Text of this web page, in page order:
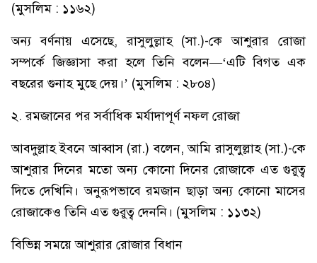
(মুসলিম : ১১৬২)
অন্য বর্ণনায় এসেছে, রাসুলুল্লাহ (সা.)-কে আশুরার রোজা
সম্পর্কে জিজ্ঞাসা করা হলে তিনি বলেন—‘এটি বিগত এক
বছরের গুনাহ মুছে দেয়।’ (মুসলিম : ২৮০৪)
২. রমজানের পর সর্বাধিক মর্যাদাপূর্ণ নফল রোজা
আবদুল্লাহ ইবনে আব্বাস (রা.) বলেন, আমি রাসুলুল্লাহ (সা.)-কে
আশুরার দিনের মতো অন্য কোনো দিনের রোজাকে এত গুরুত্ব
দিতে দেখিনি। অনুরূপভাবে রমজান ছাড়া অন্য কোনো মাসের
রোজাকেও তিনি এত গুরুত্ব দেননি। (মুসলিম : ১১৩২)
বিভিন্ন সময়ে আশুরার রোজার বিধান